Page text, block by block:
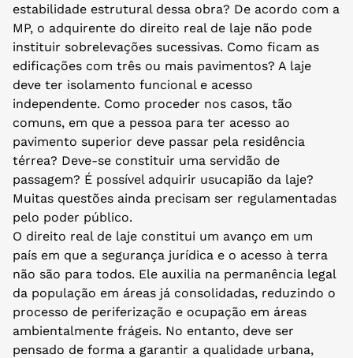
estabilidade estrutural dessa obra? De acordo com a
MP, o adquirente do direito real de laje não pode
instituir sobrelevações sucessivas. Como ficam as
edificações com três ou mais pavimentos? A laje
deve ter isolamento funcional e acesso
independente. Como proceder nos casos, tão
comuns, em que a pessoa para ter acesso ao
pavimento superior deve passar pela residência
térrea? Deve-se constituir uma servidão de
passagem? É possível adquirir usucapião da laje?
Muitas questões ainda precisam ser regulamentadas
pelo poder público.
O direito real de laje constitui um avanço em um
país em que a segurança jurídica e o acesso à terra
não são para todos. Ele auxilia na permanência legal
da população em áreas já consolidadas, reduzindo o
processo de periferização e ocupação em áreas
ambientalmente frágeis. No entanto, deve ser
pensado de forma a garantir a qualidade urbana,